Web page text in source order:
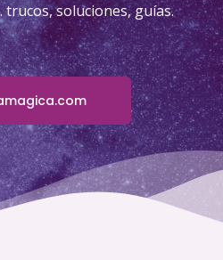
trucos, soluciones, guías.